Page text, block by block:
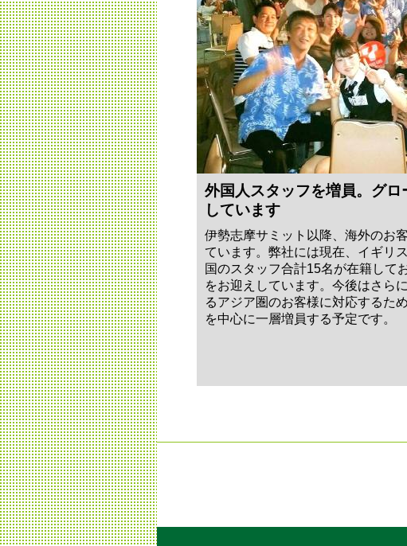
外国人スタッフを増員。グロ
しています
伊勢志摩サミット以降、海外のお
ています。弊社には現在、イギリ
国のスタッフ合計15名が在籍して
をお迎えしています。今後はさら
るアジア圏のお客様に対応するた
を中心に一層増員する予定です。